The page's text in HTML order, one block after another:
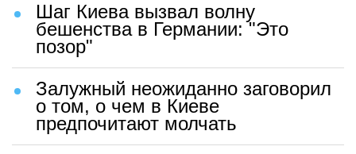
Шаг Киева вызвал волну
бешенства в Германии: "Это
позор"
Залужный неожиданно заговорил
о том, о чем в Киеве
предпочитают молчать